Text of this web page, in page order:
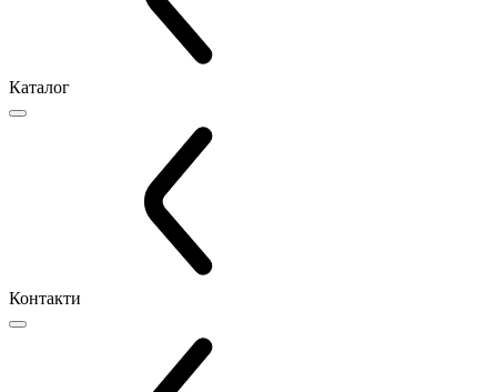
Каталог
Контакти